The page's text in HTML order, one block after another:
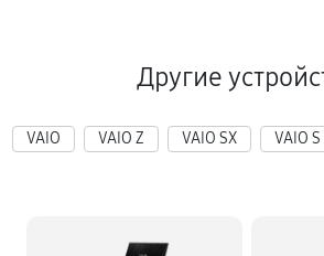
Другие
VAIO VAIO Z VAIO SX VAIO S